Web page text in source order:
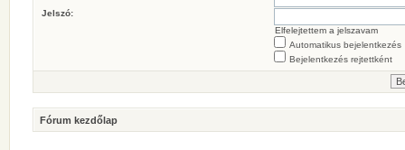
Jelszó:
Elfelejtettem a jelszavam
Automatikus bejelentkezés
Bejelentkezés rejtettként
Fórum kezdőlap